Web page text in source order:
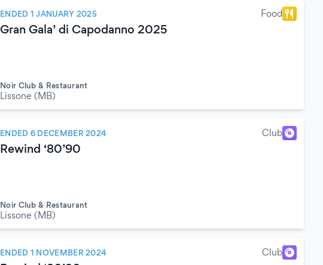
ENDED 1 JANUARY 2025 Food
Gran Gala’ di Capodanno 2025
Noir Club & Restaurant
Lissone (MB)
ENDED 6 DECEMBER 2024 Club
Rewind ‘80’90
Noir Club & Restaurant
Lissone (MB)
ENDED 1 NOVEMBER 2024 Club